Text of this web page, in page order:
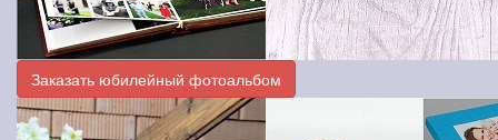
Заказать юбилейный фотоальбом